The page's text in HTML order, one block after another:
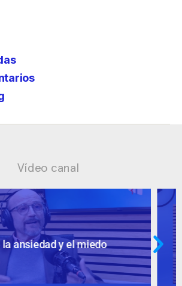
Vídeo canal
supuestos cuestionables